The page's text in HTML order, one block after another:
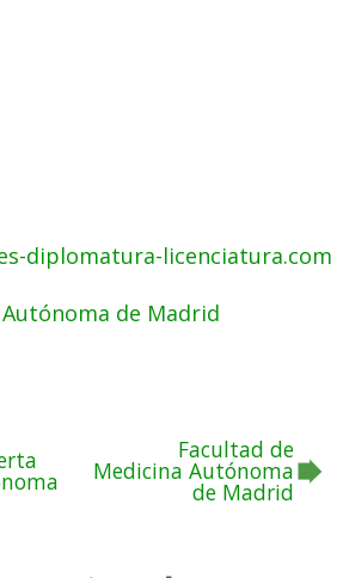
diplomatura-licenciatura.com
Autónoma de Madrid
Facultad de
Medicina Autónoma
de Madrid